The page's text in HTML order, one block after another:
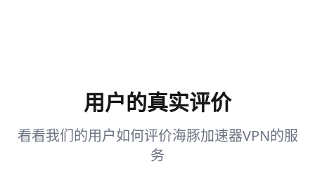
用户的真实评价
看看我们的用户如何评价海豚加速器VPN的服
务